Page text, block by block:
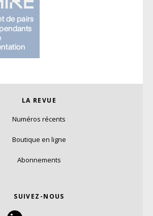
LA REVUE
Numéros récents
Boutique en ligne
Abonnements
SUIVEZ-NOUS